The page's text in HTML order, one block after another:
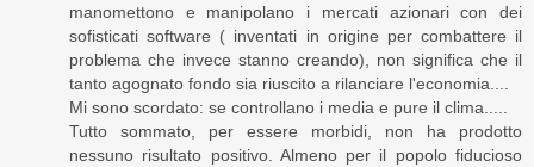
manomettono e manipolano i mercati azionari con dei
sofisticati software ( inventati in origine per combattere il
problema che invece stanno creando), non significa che il
tanto agognato fondo sia riuscito a rilanciare l'economia....
Mi sono scordato: se controllano i media e pure il clima.....
Tutto sommato, per essere morbidi, non ha prodotto
nessuno risultato positivo. Almeno per il popolo fiducioso